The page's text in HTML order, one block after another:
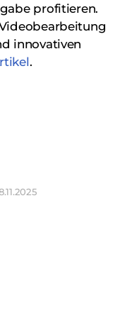
profitieren.
innovativen
.